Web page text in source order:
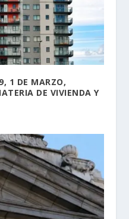
1 DE MARZO,
DE VIVIENDA Y